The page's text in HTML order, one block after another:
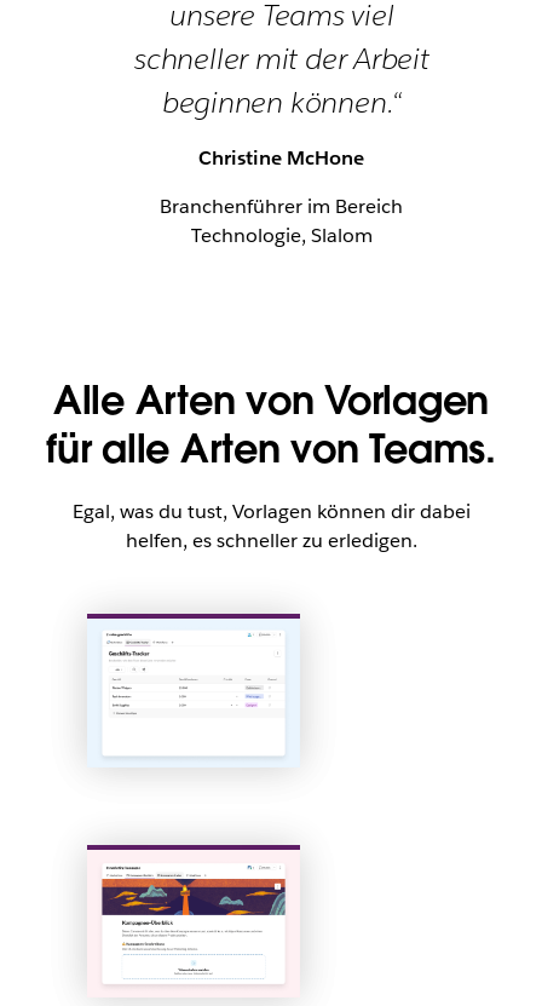
unsere Teams viel
schneller mit der Arbeit
beginnen können.“
Christine McHone
Branchenführer im Bereich
Technologie, Slalom
Alle Arten von Vorlagen
für alle Arten von Teams.
Egal, was du tust, Vorlagen können dir dabei
helfen, es schneller zu erledigen.